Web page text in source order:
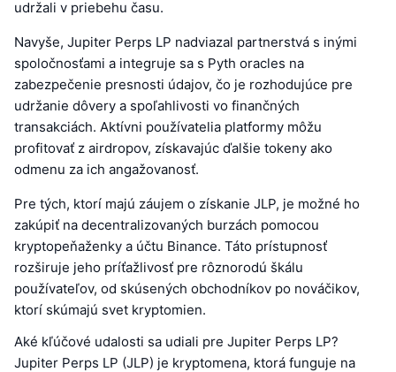
udržali v priebehu času.
Navyše, Jupiter Perps LP nadviazal partnerstvá s inými
spoločnosťami a integruje sa s Pyth oracles na
zabezpečenie presnosti údajov, čo je rozhodujúce pre
udržanie dôvery a spoľahlivosti vo finančných
transakciách. Aktívni používatelia platformy môžu
profitovať z airdropov, získavajúc ďalšie tokeny ako
odmenu za ich angažovanosť.
Pre tých, ktorí majú záujem o získanie JLP, je možné ho
zakúpiť na decentralizovaných burzách pomocou
kryptopeňaženky a účtu Binance. Táto prístupnosť
rozširuje jeho príťažlivosť pre rôznorodú škálu
používateľov, od skúsených obchodníkov po nováčikov,
ktorí skúmajú svet kryptomien.
Aké kľúčové udalosti sa udiali pre Jupiter Perps LP?
Jupiter Perps LP (JLP) je kryptomena, ktorá funguje na